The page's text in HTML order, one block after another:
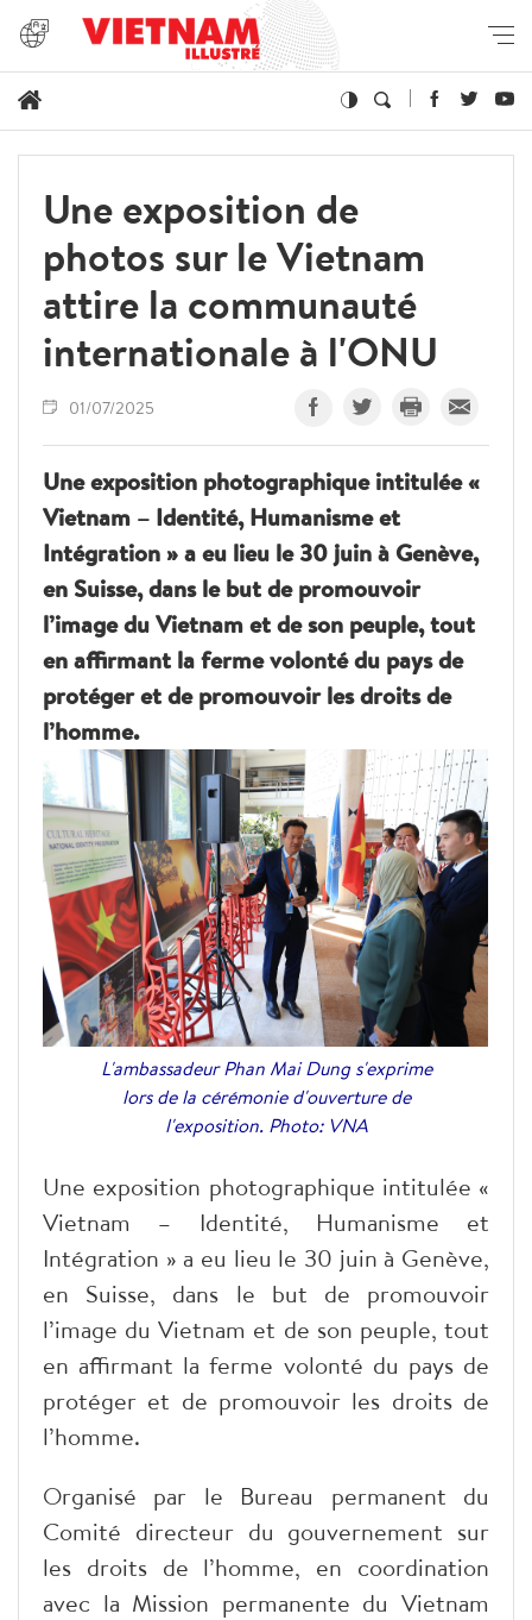
Une exposition de
photos sur le Vietnam
attire la communauté
internationale à l'ONU
01/07/2025
Une exposition photographique intitulée «
Vietnam – Identité, Humanisme et
Intégration » a eu lieu le 30 juin à Genève,
en Suisse, dans le but de promouvoir
l’image du Vietnam et de son peuple, tout
en affirmant la ferme volonté du pays de
protéger et de promouvoir les droits de
l’homme.
L'ambassadeur Phan Mai Dung s'exprime
lors de la cérémonie d'ouverture de
l'exposition. Photo: VNA
Une exposition photographique intitulée «
Vietnam – Identité, Humanisme et
Intégration » a eu lieu le 30 juin à Genève,
en Suisse, dans le but de promouvoir
l’image du Vietnam et de son peuple, tout
en affirmant la ferme volonté du pays de
protéger et de promouvoir les droits de
l’homme.
Organisé par le Bureau permanent du
Comité directeur du gouvernement sur
les droits de l’homme, en coordination
avec la Mission permanente du Vietnam